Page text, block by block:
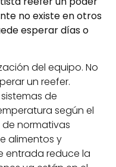
no existe en otros
esperar días o
del equipo. No
un reefer.
de
según el
normativas
alimentos y
entrada reduce la